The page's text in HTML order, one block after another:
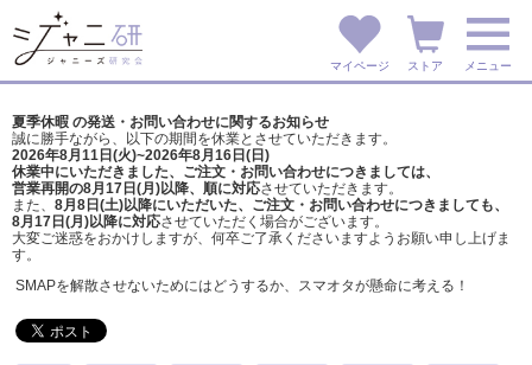
マイページ ストア メニュー
夏季休暇 の発送・お問い合わせに関するお知らせ
誠に勝手ながら、以下の期間を休業とさせていただきます。
2026年8月11日(火)~2026年8月16日(日)
休業中にいただきました、ご注文・お問い合わせにつきましては、
営業再開の8月17日(月)以降、順に対応させていただきます。
また、 8月8日(土)以降にいただいた、ご注文・ お問い合わせにつきましても、
8月17日(月)以降に対応させていただく場合がございます。
大変ご迷惑をおかけしますが、 何卒ご了承くださいますようお願い申し上げま
す。
SMAPを解散させないためにはどうするか、スマオタが懸命に考える！